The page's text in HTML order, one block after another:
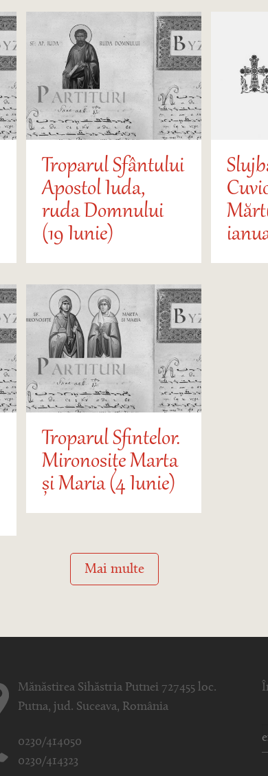
Troparul Sfântului
Apostol Iuda,
ruda Domnului
(19 Iunie)
Troparul Sfintelor.
Mironosițe Marta
și Maria (4 Iunie)
Mai multe
Mănăstirea Sihăstria Putnei 727455 loc.
Putna, jud. Suceava, România
0230/414050
0230/414323